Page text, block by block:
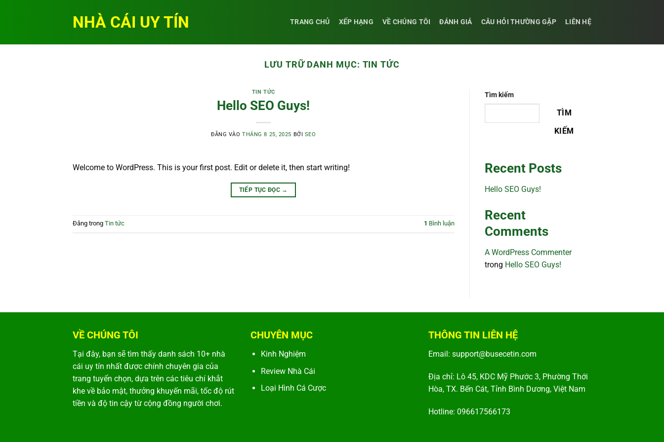
dung
NHÀ CÁI UY TÍN TRANG CHỦ XẾP HẠNG VỀ CHÚNG TÔI ĐÁNH GIÁ CÂU HỎI THƯỜNG GẶP LIÊN HỆ
LƯU TRỮ DANH MỤC: TIN TỨC
TIN TỨC
Hello SEO Guys!
ĐĂNG VÀOTHÁNG 8 25, 2025 BỞI SEO
Welcome to WordPress. This is your first post. Edit or delete it, then start writing!
TIẾP TỤC ĐỌC →
Đăng trong Tin tức 1 Bình luận
Tìm kiếm
TÌM
KIẾM
Recent Posts
Hello SEO Guys!
Recent
Comments
A WordPress Commenter
trong Hello SEO Guys!
VỀ CHÚNG TÔI
Tại đây, bạn sẽ tìm thấy danh sách 10+ nhà
cái uy tín nhất được chính chuyên gia của
trang tuyển chọn, dựa trên các tiêu chí khắt
khe về bảo mật, thưởng khuyến mãi, tốc độ rút
tiền và độ tin cậy từ cộng đồng người chơi.
CHUYÊN MỤC
Kinh Nghiệm
Review Nhà Cái
Loại Hình Cá Cược
THÔNG TIN LIÊN HỆ
Email: support@busecetin.com
Địa chỉ: Lô 45, KDC Mỹ Phước 3, Phường Thới
Hòa, TX. Bến Cát, Tỉnh Bình Dương, Việt Nam
Hotline: 096617566173